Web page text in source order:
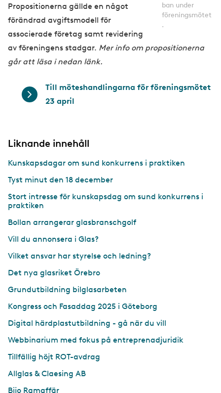
ban under
föreningsmötet
.
Propositionerna gällde en något
förändrad avgiftsmodell för
associerade företag samt revidering
av föreningens stadgar. Mer info om propositionerna
går att läsa i nedan länk.
Till möteshandlingarna för föreningsmötet
23 april
Liknande innehåll
Kunskapsdagar om sund konkurrens i praktiken
Tyst minut den 18 december
Stort intresse för kunskapsdag om sund konkurrens i
praktiken
Bollan arrangerar glasbranschgolf
Vill du annonsera i Glas?
Vilket ansvar har styrelse och ledning?
Det nya glasriket Örebro
Grundutbildning bilglasarbeten
Kongress och Fasaddag 2025 i Göteborg
Digital härdplastutbildning - gå när du vill
Webbinarium med fokus på entreprenadjuridik
Tillfällig höjt ROT-avdrag
Allglas & Claesing AB
Bijo Ramaffär